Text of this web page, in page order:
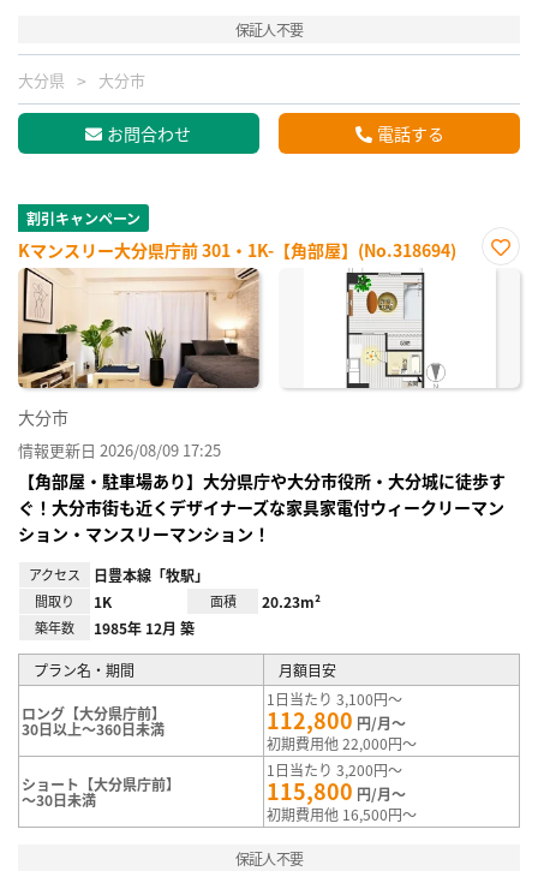
保証人不要
大分県 大分市
お問合わせ 電話する
割引キャンペーン
Kマンスリー大分県庁前 301・1K-【角部屋】(No.318694)
お気
大分市
情報更新日 2026/08/09 17:25
【角部屋・駐車場あり】大分県庁や大分市役所・大分城に徒歩す
ぐ！大分市街も近くデザイナーズな家具家電付ウィークリーマン
ション・マンスリーマンション！
アクセス 日豊本線「牧駅」
間取り 1K 面積 20.23m²
築年数 1985年 12月 築
プラン名・期間 月額目安
ロング【大分県庁前】
30日以上～360日未満
1日当たり 3,100円～
112,800 円/月～
初期費用他 22,000円～
ショート【大分県庁前】
～30日未満
1日当たり 3,200円～
115,800 円/月～
初期費用他 16,500円～
保証人不要